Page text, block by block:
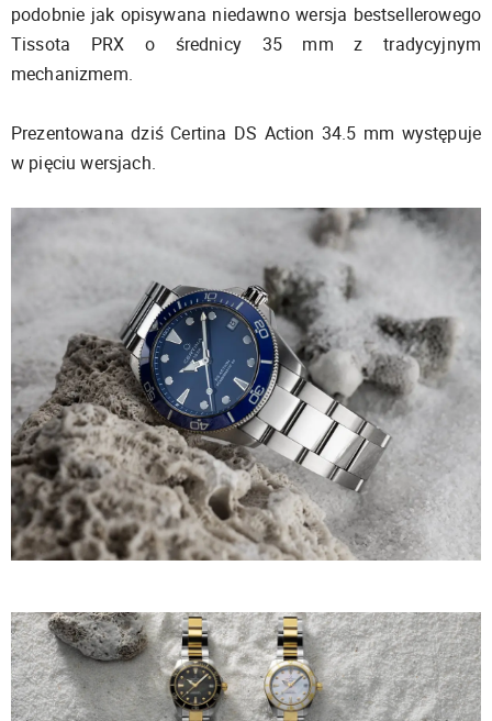
podobnie jak opisywana niedawno wersja bestsellerowego
Tissota PRX o średnicy 35 mm z tradycyjnym
mechanizmem.
Prezentowana dziś Certina DS Action 34.5 mm występuje
w pięciu wersjach.